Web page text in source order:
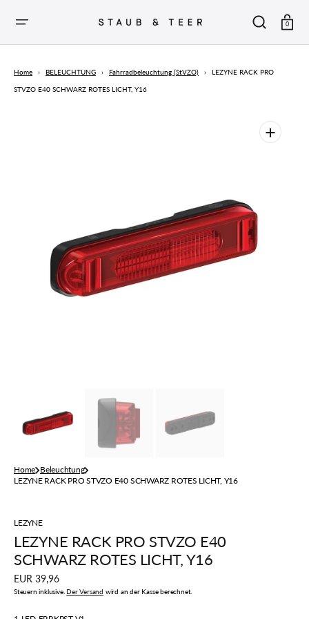
SPRINGEN
0
Home › BELEUCHTUNG › Fahrradbeleuchtung (StVZO) › LEZYNE RACK PRO
STVZO E40 SCHWARZ ROTES LICHT, Y16
Medien
1
in
Home Beleuchtung
LEZYNE RACK PRO STVZO E40 SCHWARZ ROTES LICHT, Y16
LEZYNE
LEZYNE RACK PRO STVZO E40
SCHWARZ ROTES LICHT, Y16
Regulärer
Preis
EUR 39,96
Steuern inklusive. Der Versand wird an der Kasse berechnet.